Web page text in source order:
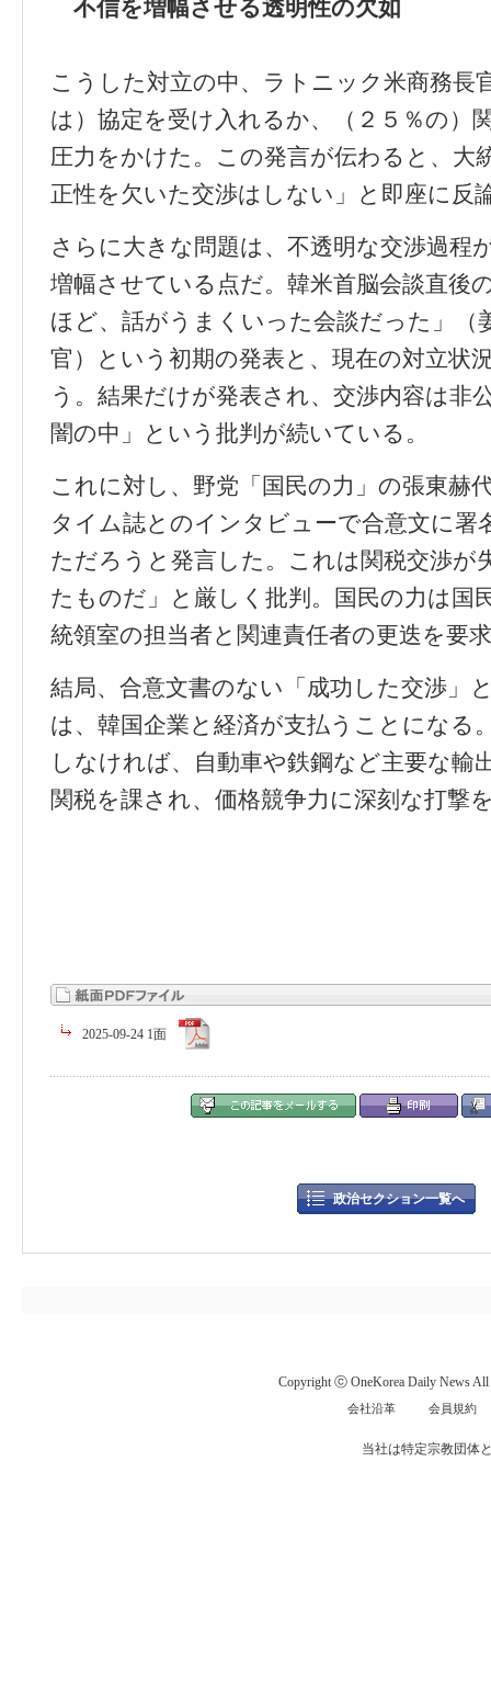
不信を増幅させる透明性の欠如
こうした対立の中、ラトニック米商務長
は）協定を受け入れるか、（２５％の）
圧力をかけた。この発言が伝わると、大
正性を欠いた交渉はしない」と即座に反
さらに大きな問題は、不透明な交渉過程
増幅させている点だ。韓米首脳会談直後
ほど、話がうまくいった会談だった」（
官）という初期の発表と、現在の対立状
う。結果だけが発表され、交渉内容は非
闇の中」という批判が続いている。
これに対し、野党「国民の力」の張東赫
タイム誌とのインタビューで合意文に署
ただろうと発言した。これは関税交渉が
たものだ」と厳しく批判。国民の力は国
統領室の担当者と関連責任者の更迭を要
結局、合意文書のない「成功した交渉」
は、韓国企業と経済が支払うことになる
しなければ、自動車や鉄鋼など主要な輸
関税を課され、価格競争力に深刻な打撃
2025-09-24 1面
政治セクション一覧へ
Copyright ⓒ OneKorea Daily News All
会社沿革 会員規約
当社は特定宗教団体